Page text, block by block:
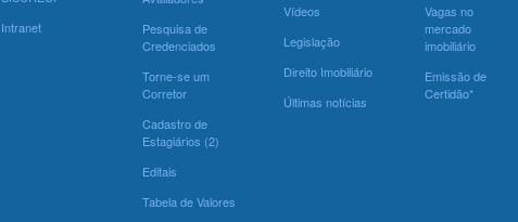
Intranet
Pesquisa de
Credenciados
Torne-se um
Corretor
Cadastro de
Estagiários (2)
Editais
Tabela de Valores
Vídeos
Legislação
Direito Imobiliário
Últimas notícias
Vagas no
mercado
imobiliário
Emissão de
Certidão*